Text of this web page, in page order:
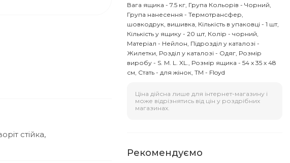
стійка,
Вага ящика - 7.5 кг, Група Кольорів - Чорний,
Група нанесення - Термотрансфер,
шовкодрук, вишивка, Кількість в упаковці - 1 шт,
Кількість у ящику - 20 шт, Колір - чорний,
Матеріал - Нейлон, Підрозділ у каталозі -
Жилетки, Розділ у каталозі - Одяг, Розмір
виробу - S. M. L. XL., Розмір ящика - 54 х 35 х 48
см, Стать - для жінок, ТМ - Floyd
Ціна дійсна лише для інтернет-магазину і
може відрізнятись від цін у роздрібних
магазинах.
Рекомендуємо